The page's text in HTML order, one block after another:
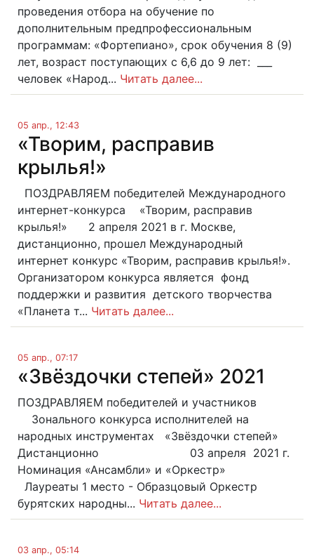
проведения отбора на обучение по
дополнительным предпрофессиональным
программам: «Фортепиано», срок обучения 8 (9)
лет, возраст поступающих с 6,6 до 9 лет: ___
человек «Народ... Читать далее...
05 апр., 12:43
«Творим, расправив
крылья!»
ПОЗДРАВЛЯЕМ победителей Международного
интернет-конкурса «Творим, расправив
крылья!» 2 апреля 2021 в г. Москве,
дистанционно, прошел Международный
интернет конкурс «Творим, расправив крылья!».
Организатором конкурса является фонд
поддержки и развития детского творчества
«Планета т... Читать далее...
05 апр., 07:17
«Звёздочки степей» 2021
ПОЗДРАВЛЯЕМ победителей и участников
Зонального конкурса исполнителей на
народных инструментах «Звёздочки степей»
Дистанционно 03 апреля 2021 г.
Номинация «Ансамбли» и «Оркестр»
Лауреаты 1 место - Образцовый Оркестр
бурятских народны... Читать далее...
03 апр., 05:14